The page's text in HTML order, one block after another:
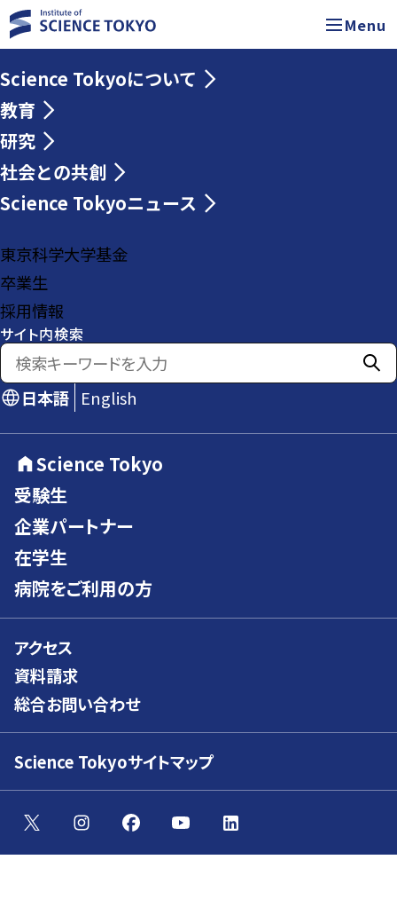
Menu
Science Tokyoについて
教育
研究
社会との共創
Science Tokyoニュース
東京科学大学基金
卒業生
採用情報
サイト内検索
日本語 English
Science Tokyo
受験生
企業パートナー
在学生
病院をご利用の方
アクセス
資料請求
総合お問い合わせ
Science Tokyoサイトマップ